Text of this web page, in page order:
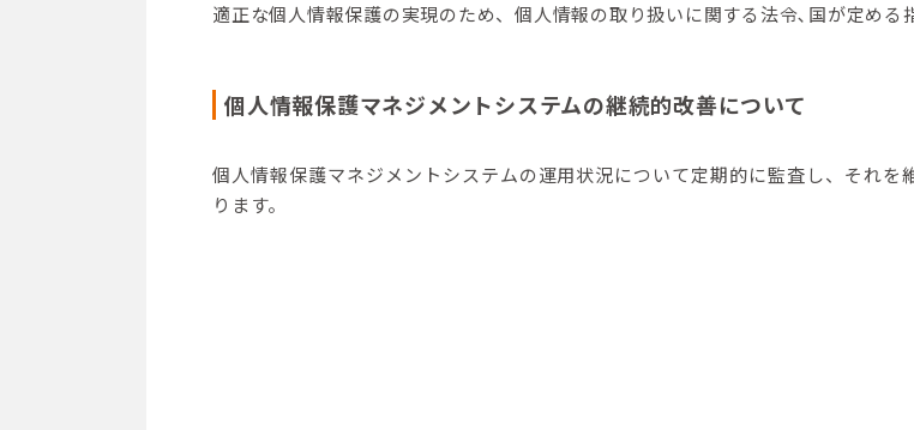
適正な個人情報保護の実現のため、個人情報の取り扱いに関する法令､国が定める
個人情報保護マネジメントシステムの継続的改善について
個人情報保護マネジメントシステムの運用状況について定期的に監査し、それ
ります。